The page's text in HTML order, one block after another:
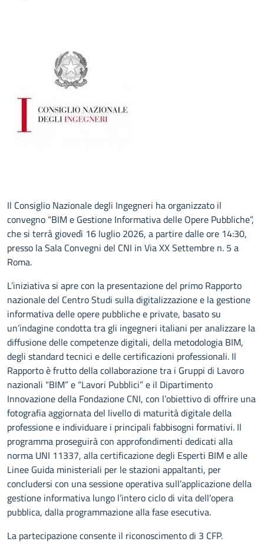
Il Consiglio Nazionale degli Ingegneri ha organizzato il
convegno “BIM e Gestione Informativa delle Opere Pubbliche”,
che si terrà giovedì 16 luglio 2026, a partire dalle ore 14:30,
presso la Sala Convegni del CNI in Via XX Settembre n. 5 a
Roma.
L’iniziativa si apre con la presentazione del primo Rapporto
nazionale del Centro Studi sulla digitalizzazione e la gestione
informativa delle opere pubbliche e private, basato su
un’indagine condotta tra gli ingegneri italiani per analizzare la
diffusione delle competenze digitali, della metodologia BIM,
degli standard tecnici e delle certificazioni professionali. Il
Rapporto è frutto della collaborazione tra i Gruppi di Lavoro
nazionali “BIM” e “Lavori Pubblici” e il Dipartimento
Innovazione della Fondazione CNI, con l’obiettivo di offrire una
fotografia aggiornata del livello di maturità digitale della
professione e individuare i principali fabbisogni formativi. Il
programma proseguirà con approfondimenti dedicati alla
norma UNI 11337, alla certificazione degli Esperti BIM e alle
Linee Guida ministeriali per le stazioni appaltanti, per
concludersi con una sessione operativa sull’applicazione della
gestione informativa lungo l’intero ciclo di vita dell’opera
pubblica, dalla programmazione alla fase esecutiva.
La partecipazione consente il riconoscimento di 3 CFP.